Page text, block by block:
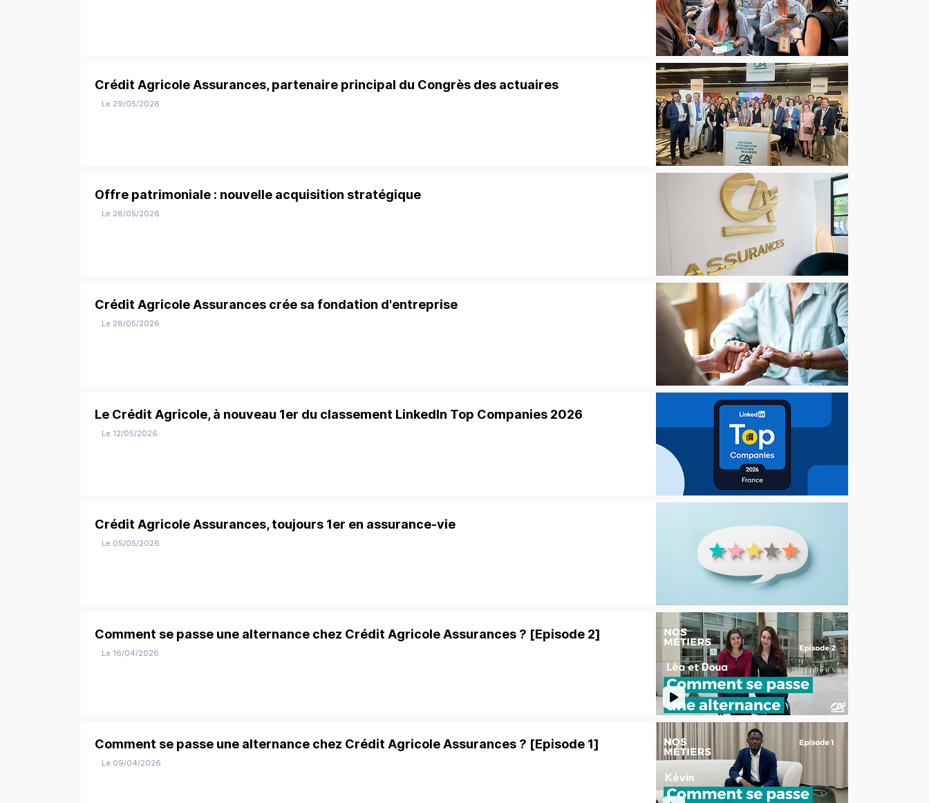
Crédit Agricole Assurances, partenaire principal du Congrès des actuaires
Le 29/05/2026
Offre patrimoniale : nouvelle acquisition stratégique
Le 28/05/2026
Crédit Agricole Assurances crée sa fondation d'entreprise
Le 28/05/2026
Le Crédit Agricole, à nouveau 1er du classement LinkedIn Top Companies 2026
Le 12/05/2026
Crédit Agricole Assurances, toujours 1er en assurance-vie
Le 05/05/2026
Comment se passe une alternance chez Crédit Agricole Assurances ? [Episode 2]
Le 16/04/2026
Comment se passe une alternance chez Crédit Agricole Assurances ? [Episode 1]
Le 09/04/2026